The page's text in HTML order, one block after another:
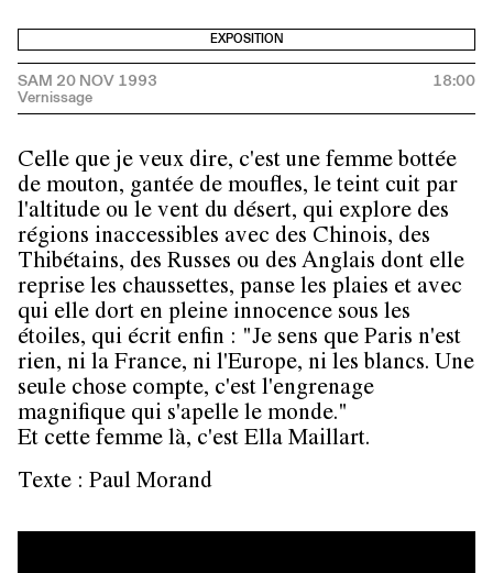
EXPOSITION
SAM 20 NOV 1993 18:00
Celle que je veux dire, c'est une femme bottée
de mouton, gantée de moufles, le teint cuit par
l'altitude ou le vent du désert, qui explore des
régions inaccessibles avec des Chinois, des
Thibétains, des Russes ou des Anglais dont elle
reprise les chaussettes, panse les plaies et avec
qui elle dort en pleine innocence sous les
étoiles, qui écrit enfin : "Je sens que Paris n'est
rien, ni la France, ni l'Europe, ni les blancs. Une
seule chose compte, c'est l'engrenage
magnifique qui s'apelle le monde."
Et cette femme là, c'est Ella Maillart.
Texte : Paul Morand